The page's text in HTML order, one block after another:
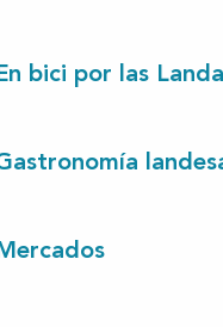
En bici por las
26 27 28 21